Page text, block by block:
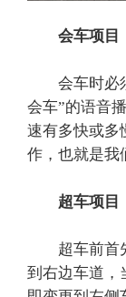
会车项目
会车时必须
会车”的语音
速有多快或多
作，也就是我
超车项目
超车前首先
到右边车道，